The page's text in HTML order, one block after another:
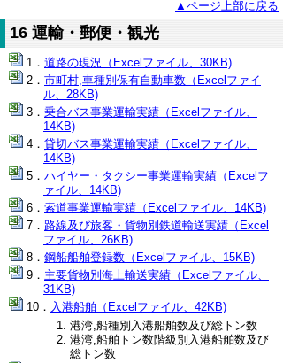
▲ページ上部に戻る
16 運輸・郵便・観光
道路の現況（Excelファイル、30KB)
市町村,車種別保有自動車数（Excelファイ
ル、28KB)
乗合バス事業運輸実績（Excelファイル、
14KB)
貸切バス事業運輸実績（Excelファイル、
14KB)
ハイヤー・タクシー事業運輸実績（Excelフ
ァイル、14KB)
索道事業運輸実績（Excelファイル、14KB)
路線及び旅客・貨物別鉄道輸送実績（Excel
ファイル、26KB)
鋼船船舶登録数（Excelファイル、15KB)
主要貨物別海上輸送実績（Excelファイル、
31KB)
入港船舶（Excelファイル、42KB)
港湾,船種別入港船舶数及び総トン数
港湾,船舶トン数階級別入港船舶数及び
総トン数